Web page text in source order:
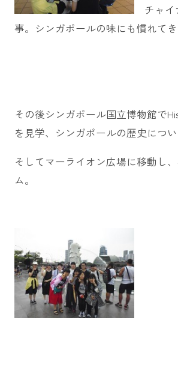
チャイ
事。シンガポールの味にも慣れてき
その後シンガポール国立博物館で
を見学、シンガポールの歴史につい
そしてマーライオン広場に移動し
ム。